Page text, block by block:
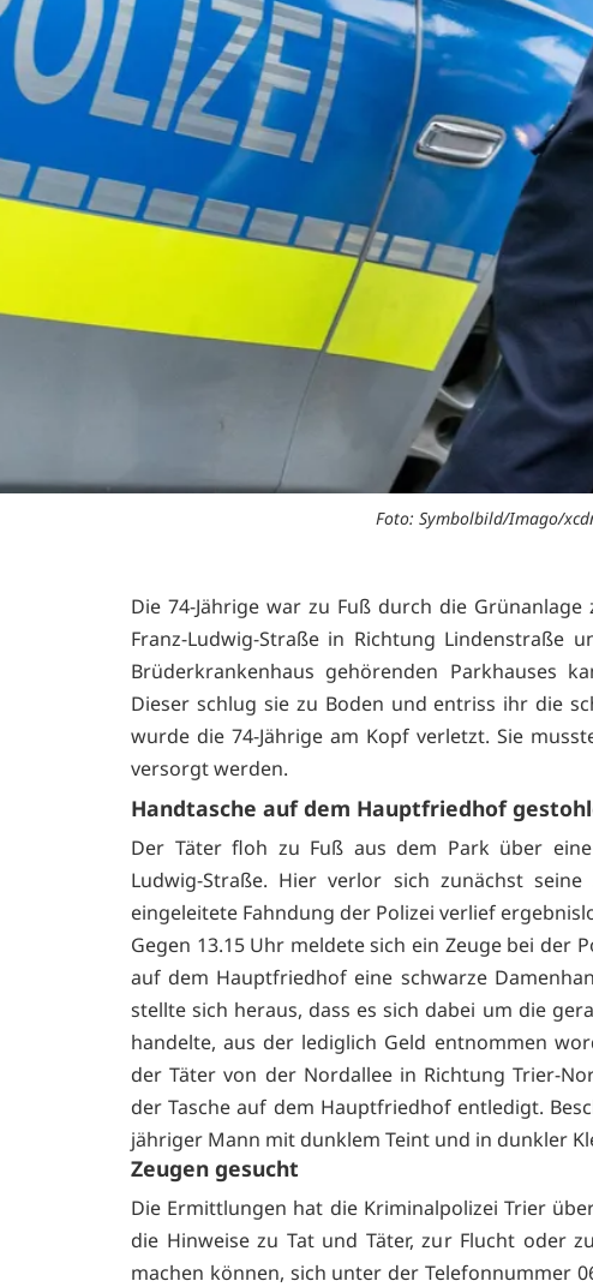
Foto: Symbolbild/Imago/
Die 74-Jährige war zu Fuß durch die
Franz-Ludwig-Straße in Richtung Lindenstraße
Brüderkrankenhaus gehörenden Parkhauses
Dieser schlug sie zu Boden und entriss ihr die
wurde die 74-Jährige am Kopf verletzt. Sie
versorgt werden.
Handtasche auf dem Hauptfriedhof
Der Täter floh zu Fuß aus dem Park über
Ludwig-Straße. Hier verlor sich zunächst
eingeleitete Fahndung der Polizei verlief
Gegen 13.15 Uhr meldete sich ein Zeuge bei der
auf dem Hauptfriedhof eine schwarze
stellte sich heraus, dass es sich dabei um die
handelte, aus der lediglich Geld entnommen
der Täter von der Nordallee in Richtung Trier-
der Tasche auf dem Hauptfriedhof entledigt.
jähriger Mann mit dunklem Teint und in dunkler
Zeugen gesucht
Die Ermittlungen hat die Kriminalpolizei Trier
die Hinweise zu Tat und Täter, zur Flucht oder
machen können, sich unter der Telefonnummer